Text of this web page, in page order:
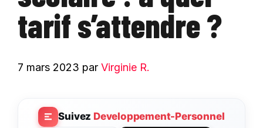
tarif s’attendre ?
7 mars 2023 par Virginie R.
Suivez Developpement-Personnel